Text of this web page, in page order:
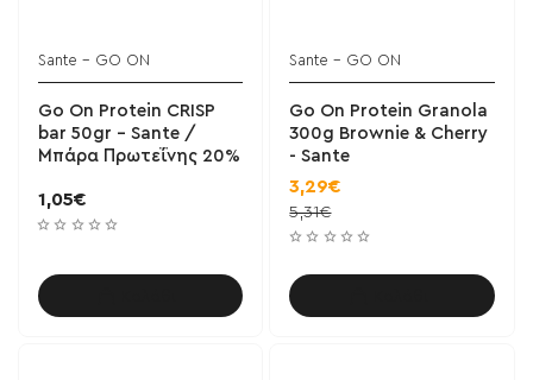
Sante - GO ON
Go On Protein CRISP
bar 50gr - Sante /
Μπάρα Πρωτεΐνης 20%
1,05€
Sante - GO ON
Go On Protein Granola
300g Brownie & Cherry
- Sante
3,29€
5,31€